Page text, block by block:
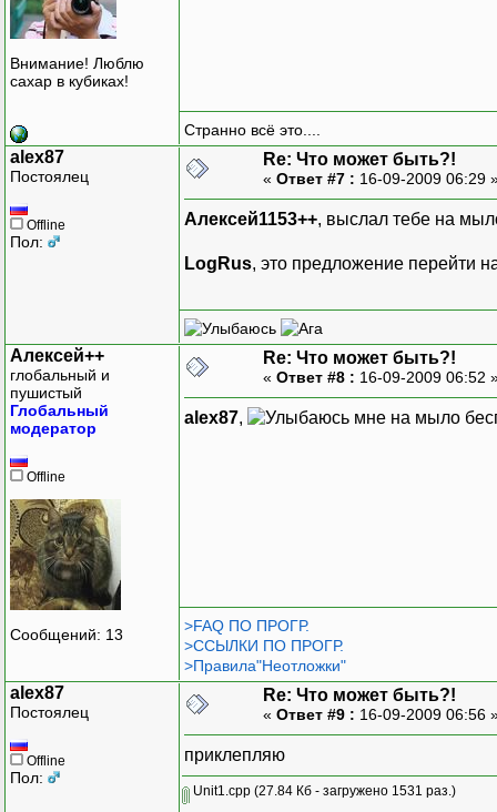
Внимание! Люблю
сахар в кубиках!
Странно всё это....
alex87
Постоялец
Offline
Пол:
Re: Что может быть?!
« Ответ #7 : 16-09-2009 06:29
Алексей1153++, выслал тебе на
LogRus, это предложение перейти
Алексей++
глобальный и
пушистый
Глобальный
модератор
Offline
Сообщений: 13
Re: Что может быть?!
« Ответ #8 : 16-09-2009 06:52
alex87, мне на мыло
>FAQ ПО ПРОГР.
>ССЫЛКИ ПО ПРОГР.
>Правила"Неотложки"
alex87
Постоялец
Offline
Пол:
Re: Что может быть?!
« Ответ #9 : 16-09-2009 06:56
приклепляю
Unit1.cpp (27.84 Кб - загружено 1531 раз.)